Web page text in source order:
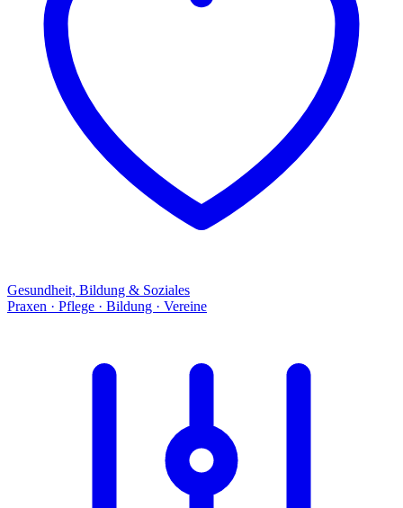
Gesundheit, Bildung & Soziales
Praxen · Pflege · Bildung · Vereine